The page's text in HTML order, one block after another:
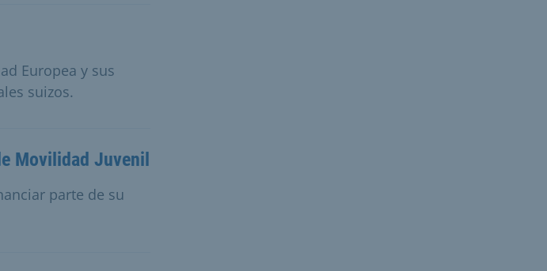
Europea y sus
suizos.
Movilidad Juvenil
parte de su